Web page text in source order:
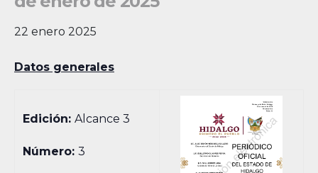
22 enero 2025
Datos generales
Edición:Alcance 3
Número:3